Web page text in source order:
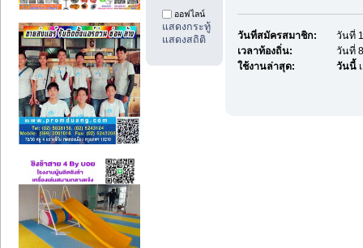
ออฟไลน์
แสดงกระทู้
แสดงสถิติ
วันที่สมัครสมาชิก:
วันที่
เวลาท้องถิ่น:
วันที่
ใช้งานล่าสุด:
วันนี้